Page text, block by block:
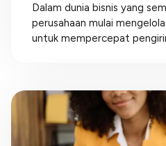
Dalam dunia bisnis yang
perusahaan mulai
untuk mempercepat